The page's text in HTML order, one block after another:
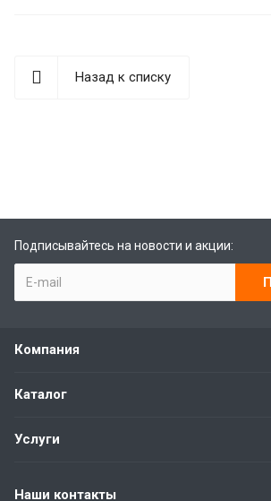
Назад к списку
Подписывайтесь на новости и акции:
Компания
Каталог
Услуги
Наши контакты